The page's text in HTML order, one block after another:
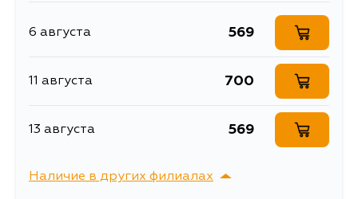
6 августа 569
11 августа 700
13 августа 569
Наличие в других филиалах